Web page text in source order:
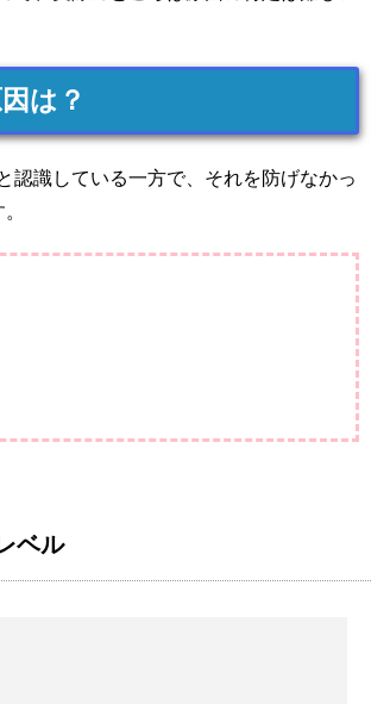
は？
認識している一方で、それを防げなかっ
ベル